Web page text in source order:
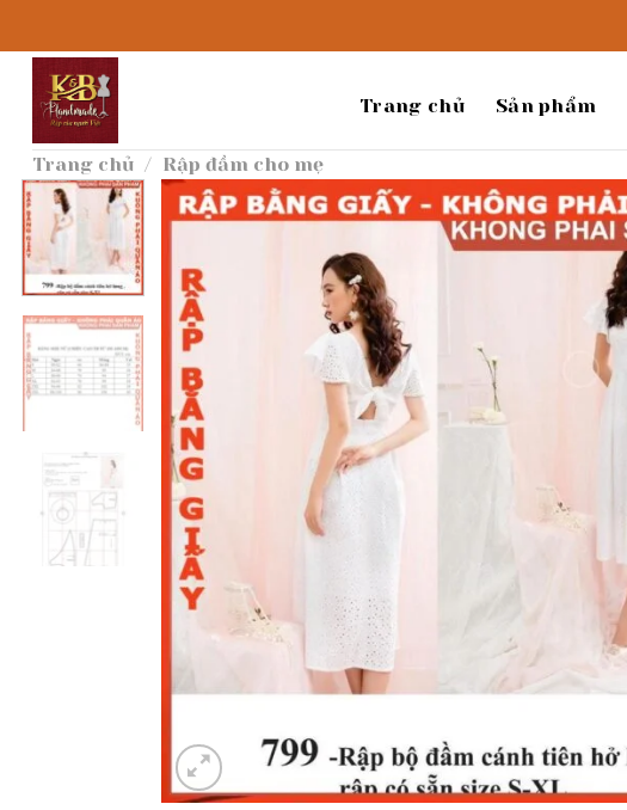
dung
Trang chủ Sản phẩm
Trang chủ / Rập đầm cho mẹ